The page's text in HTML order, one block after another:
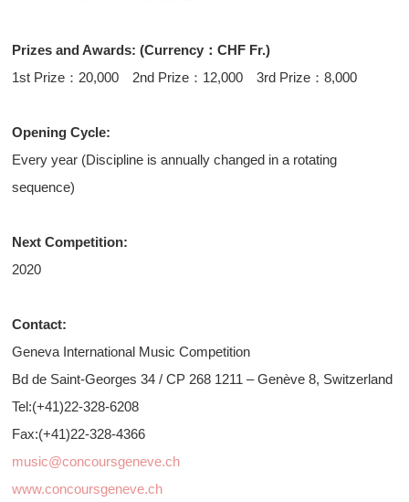
Prizes and Awards: (Currency：CHF Fr.)
1st Prize：20,000 2nd Prize：12,000 3rd Prize：8,000
Opening Cycle:
Every year (Discipline is annually changed in a rotating
sequence)
Next Competition:
2020
Contact:
Geneva International Music Competition
Bd de Saint-Georges 34 / CP 268 1211 ‒ Genève 8, Switzerland
Tel:(+41)22-328-6208
Fax:(+41)22-328-4366
music@concoursgeneve.ch
www.concoursgeneve.ch